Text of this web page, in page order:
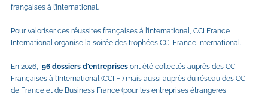
françaises à l’international.
Pour valoriser ces réussites françaises à l’international, CCI France
International organise la soirée des trophées CCI France International.
En 2026, 96 dossiers d’entreprises ont été collectés auprès des CCI
Françaises à l’International (CCI FI) mais aussi auprès du réseau des CCI
de France et de Business France (pour les entreprises étrangères